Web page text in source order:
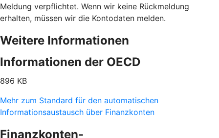
Meldung verpflichtet. Wenn wir keine Rückmeldung
erhalten, müssen wir die Kontodaten melden.
Weitere Informationen
Informationen der OECD
896 KB
Mehr zum Standard für den automatischen
Informationsaustausch über Finanzkonten
Finanzkonten-